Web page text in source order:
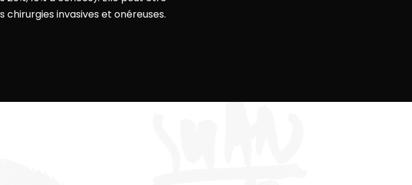
invasives et onéreuses.